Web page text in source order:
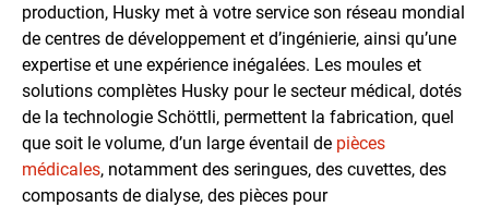
production, Husky met à votre service son réseau mondial
de centres de développement et d’ingénierie, ainsi qu’une
expertise et une expérience inégalées. Les moules et
solutions complètes Husky pour le secteur médical, dotés
de la technologie Schöttli, permettent la fabrication, quel
que soit le volume, d’un large éventail de pièces
médicales, notamment des seringues, des cuvettes, des
composants de dialyse, des pièces pour